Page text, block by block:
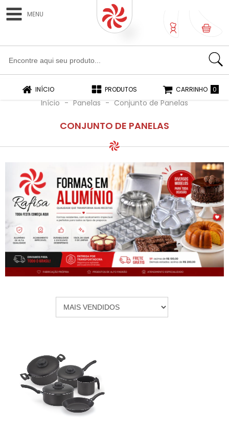
MENU
0
INÍCIO PRODUTOS CARRINHO 0
Início - Panelas - Conjunto de Panelas
CONJUNTO DE PANELAS